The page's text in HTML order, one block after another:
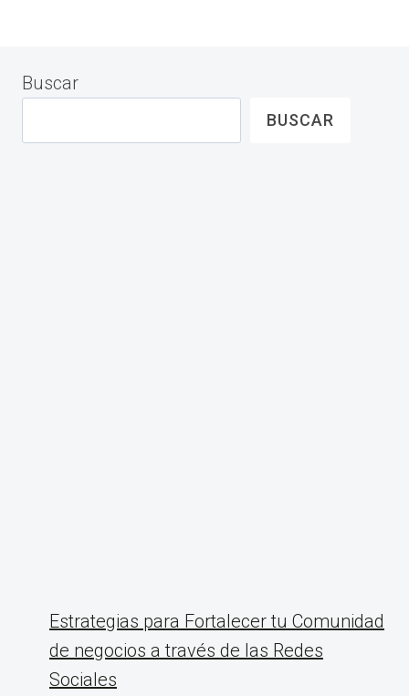
Buscar
BUSCAR
Estrategias para Fortalecer tu Comunidad
de negocios a través de las Redes
Sociales